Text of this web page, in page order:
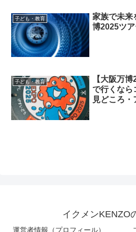
子ども・教育
家族で未来
博2025ツ
子ども・教育
【大阪万
で行くなら
見どころ
イクメンKENZO
運営者情報（プロフィール）